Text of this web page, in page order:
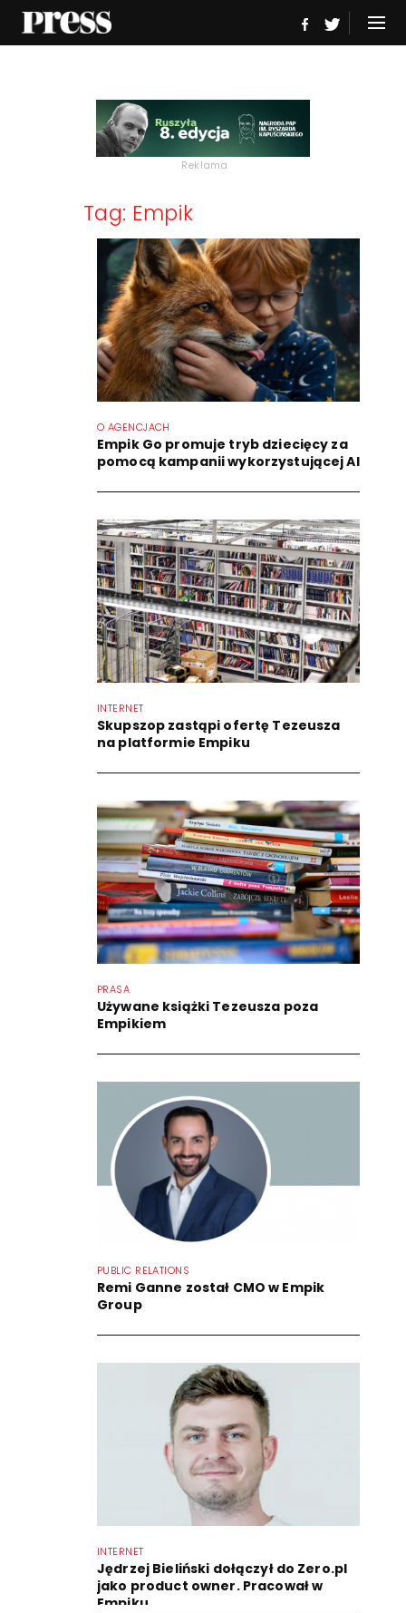
Reklama
Tag: Empik
O AGENCJACH
Empik Go promuje tryb dziecięcy za
pomocą kampanii wykorzystującej AI
INTERNET
Skupszop zastąpi ofertę Tezeusza
na platformie Empiku
PRASA
Używane książki Tezeusza poza
Empikiem
PUBLIC RELATIONS
Remi Ganne został CMO w Empik
Group
INTERNET
Jędrzej Bieliński dołączył do Zero.pl
jako product owner. Pracował w
Empiku